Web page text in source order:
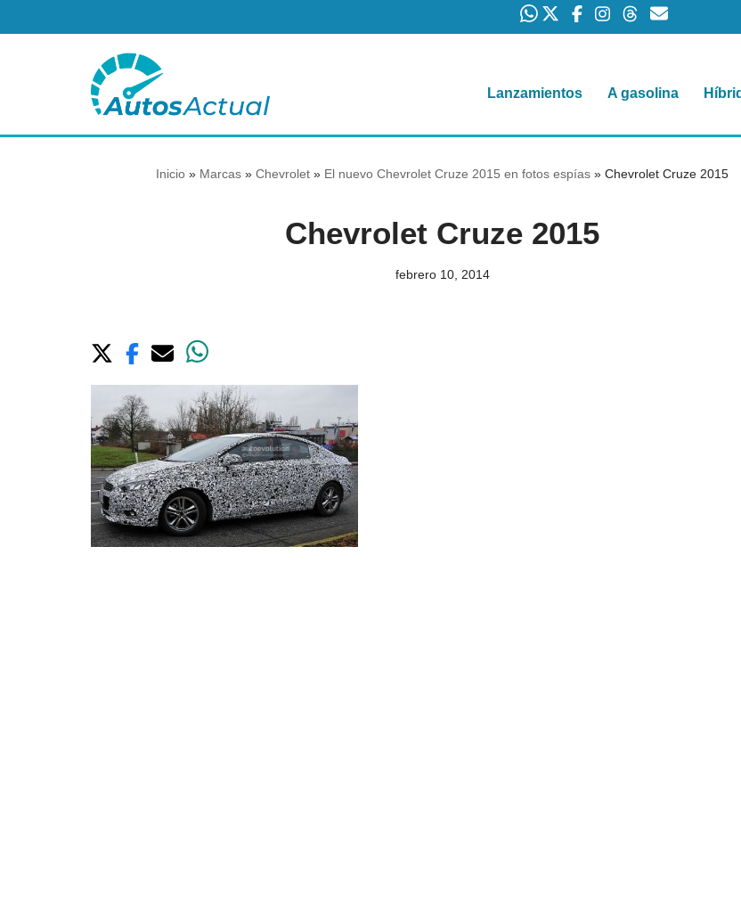
contenido
Lanzamientos A gasolina
Inicio » Marcas » Chevrolet » El nuevo Chevrolet Cruze 2015 en fotos espías » Chevrolet Cruze 2015
Chevrolet Cruze 2015
febrero 10, 2014